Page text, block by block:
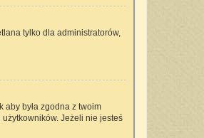
tylko dla administratorów,
aby była zgodna z twoim
Jeżeli nie jesteś